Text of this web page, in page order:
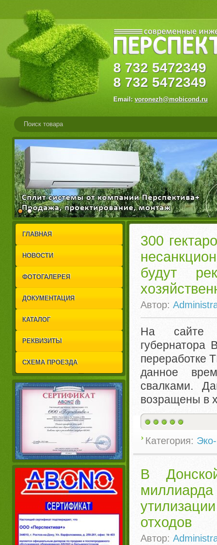
8 732
8 732 5472349
Email: voronezh@mobicond.ru
1
2
ГЛАВНАЯ
НОВОСТИ
ФОТОГАЛЕРЕЯ
ДОКУМЕНТАЦИЯ
КАТАЛОГ
РЕКВИЗИТЫ
СХЕМА ПРОЕЗДА
300
будут
Автор:
На сайте
губернатора
переработке
данное
свалками.
возращены в
Категория:
В
миллиарда
отходов
Автор: